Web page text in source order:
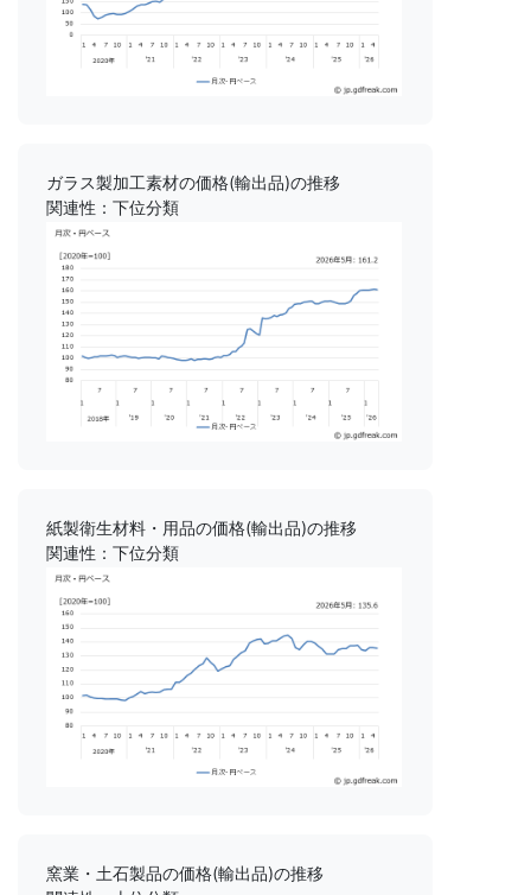
ガラス製加工素材の価格(輸出品)の推移
関連性：下位分類
紙製衛生材料・用品の価格(輸出品)の推移
関連性：下位分類
窯業・土石製品の価格(輸出品)の推移